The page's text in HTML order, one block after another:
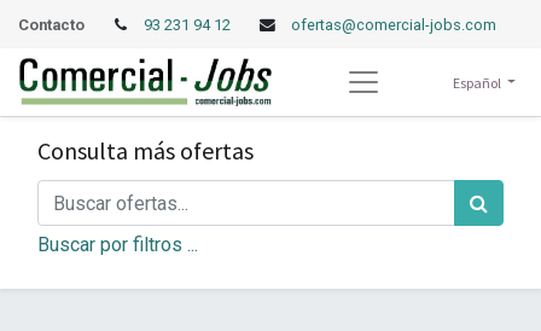
Contacto 93 231 94 12 ofertas@comercial-jobs.com
Español
Consulta más ofertas
Buscar por filtros ...